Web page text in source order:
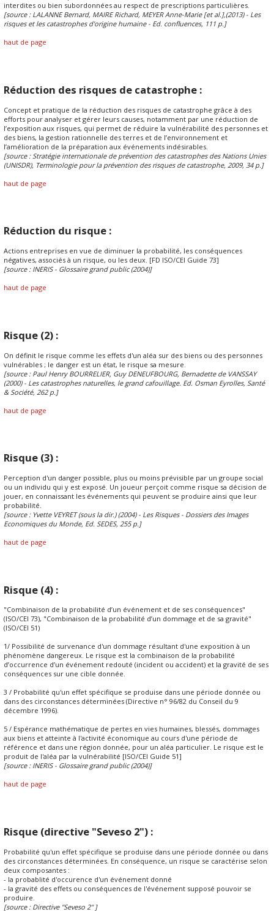
interdites ou bien subordonnées au respect de prescriptions particulières.
[source : LALANNE Bernard, MAIRE Richard, MEYER Anne-Marie [et al.],(2013) - Les
risques et les catastrophes d'origine humaine - Ed. confluences, 111 p.]
haut de page
Réduction des risques de catastrophe :
Concept et pratique de la réduction des risques de catastrophe grâce à des
efforts pour analyser et gérer leurs causes, notamment par une réduction de
l’exposition aux risques, qui permet de réduire la vulnérabilité des personnes et
des biens, la gestion rationnelle des terres et de l’environnement et
l’amélioration de la préparation aux événements indésirables.
[source : Stratégie internationale de prévention des catastrophes des Nations Unies
(UNISDR), Terminologie pour la prévention des risques de catastrophe, 2009, 34 p.]
haut de page
Réduction du risque :
Actions entreprises en vue de diminuer la probabilité, les conséquences
négatives, associés à un risque, ou les deux. [FD ISO/CEI Guide 73]
[source : INERIS - Glossaire grand public (2004)]
haut de page
Risque (2) :
On définit le risque comme les effets d'un aléa sur des biens ou des personnes
vulnérables ; le danger est un état, le risque sa mesure.
[source : Paul Henry BOURRELIER, Guy DENEUFBOURG, Bernadette de VANSSAY
(2000) - Les catastrophes naturelles, le grand cafouillage. Ed. Osman Eyrolles, Santé
& Société, 262 p.]
haut de page
Risque (3) :
Perception d'un danger possible, plus ou moins prévisible par un groupe social
ou un individu qui y est exposé. Un joueur perçoit comme risque sa décision de
jouer, en connaissant les événements qui peuvent se produire ainsi que leur
probabilité.
[source : Yvette VEYRET (sous la dir.) (2004) - Les Risques - Dossiers des Images
Economiques du Monde, Ed. SEDES, 255 p.]
haut de page
Risque (4) :
"Combinaison de la probabilité d’un événement et de ses conséquences"
(ISO/CEI 73), "Combinaison de la probabilité d’un dommage et de sa gravité"
(ISO/CEI 51)
1/ Possibilité de survenance d'un dommage résultant d'une exposition à un
phénomène dangereux. Le risque est la combinaison de la probabilité
d’occurrence d’un événement redouté (incident ou accident) et la gravité de ses
conséquences sur une cible donnée.
3 / Probabilité qu'un effet spécifique se produise dans une période donnée ou
dans des circonstances déterminées (Directive n° 96/82 du Conseil du 9
décembre 1996).
5 / Espérance mathématique de pertes en vies humaines, blessés, dommages
aux biens et atteinte à l'activité économique au cours d'une période de
référence et dans une région donnée, pour un aléa particulier. Le risque est le
produit de l'aléa par la vulnérabilité [ISO/CEI Guide 51]
[source : INERIS - Glossaire grand public (2004)]
haut de page
Risque (directive "Seveso 2") :
Probabilité qu'un effet spécifique se produise dans une période donnée ou dans
des circonstances déterminées. En conséquence, un risque se caractérise selon
deux composantes :
- la probablité d'occurence d'un événement donné
- la gravité des effets ou conséquences de l'événement supposé pouvoir se
produire.
[source : Directive "Seveso 2" ]